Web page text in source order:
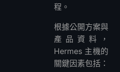
程。
根據公開方案與
產品資料，
Hermes 主機的
關鍵因素包括：